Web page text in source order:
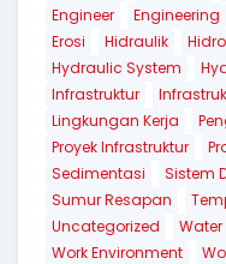
Engineer
Engineering
Erosi
Hidraulik
Hydraulic System
Infrastruktur
Lingkungan Kerja
Proyek Infrastruktur
Sedimentasi
Sistem
Sumur Resapan
Uncategorized
Water
Work Environment